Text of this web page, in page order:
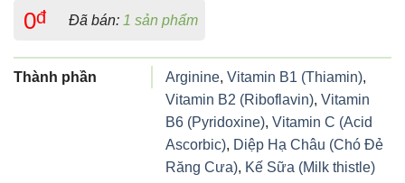
dựa trên
đánh giá
0đ Đã bán: 1 sản phẩm
Thành phần Arginine, Vitamin B1 (Thiamin),
Vitamin B2 (Riboflavin), Vitamin
B6 (Pyridoxine), Vitamin C (Acid
Ascorbic), Diệp Hạ Châu (Chó Đẻ
Răng Cưa), Kế Sữa (Milk thistle)